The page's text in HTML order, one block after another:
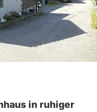
in ruhiger